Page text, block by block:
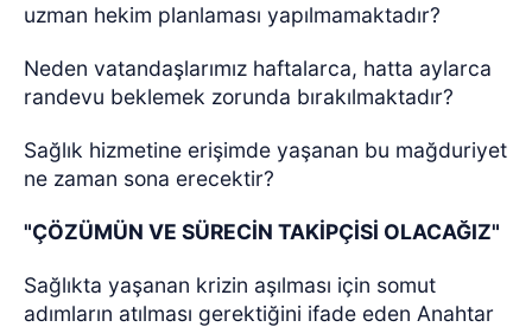
uzman hekim planlaması yapılmamaktadır?
Neden vatandaşlarımız haftalarca, hatta aylarca
randevu beklemek zorunda bırakılmaktadır?
Sağlık hizmetine erişimde yaşanan bu mağduriyet
ne zaman sona erecektir?
"ÇÖZÜMÜN VE SÜRECİN TAKİPÇİSİ OLACAĞIZ"
Sağlıkta yaşanan krizin aşılması için somut
adımların atılması gerektiğini ifade eden Anahtar